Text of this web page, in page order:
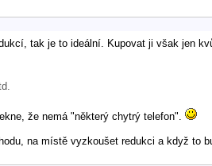
tak je to ideální. Kupovat ji však jen
že nemá "některý chytrý telefon".
na místě vyzkoušet redukci a když to